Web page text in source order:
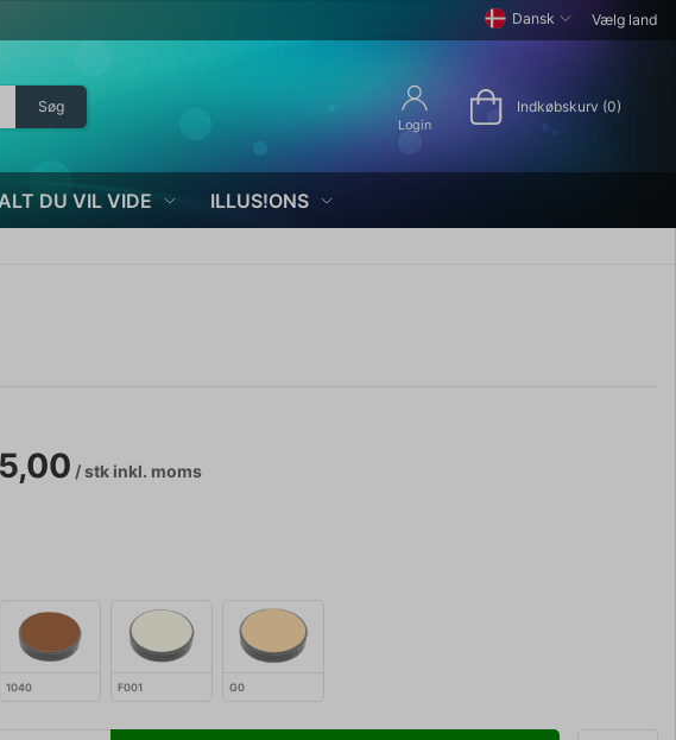
Dansk Vælg land
Søg
Login
Indkøbskurv (0)
ALT DU VIL VIDE ILLUS!ONS
/ stkinkl. moms
1040 F001 G0